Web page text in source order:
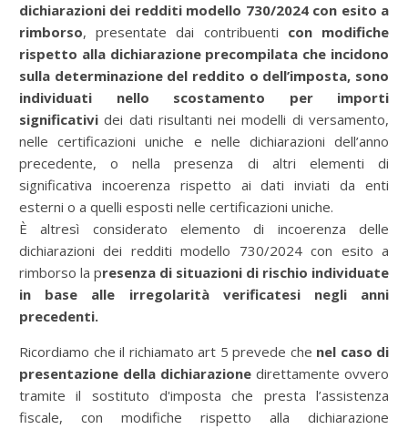
dichiarazioni dei redditi modello 730/2024 con esito a
rimborso, presentate dai contribuenti con modifiche
rispetto alla dichiarazione precompilata che incidono
sulla determinazione del reddito o dell’imposta, sono
individuati nello scostamento per importi
significativi dei dati risultanti nei modelli di versamento,
nelle certificazioni uniche e nelle dichiarazioni dell’anno
precedente, o nella presenza di altri elementi di
significativa incoerenza rispetto ai dati inviati da enti
esterni o a quelli esposti nelle certificazioni uniche.
È altresì considerato elemento di incoerenza delle
dichiarazioni dei redditi modello 730/2024 con esito a
rimborso la presenza di situazioni di rischio individuate
in base alle irregolarità verificatesi negli anni
precedenti.
Ricordiamo che il richiamato art 5 prevede che nel caso di
presentazione della dichiarazione direttamente ovvero
tramite il sostituto d'imposta che presta l’assistenza
fiscale, con modifiche rispetto alla dichiarazione